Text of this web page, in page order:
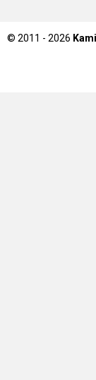
© 2011 - 2026